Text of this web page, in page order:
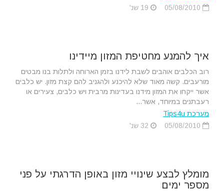
איך להמנע מחטיפת המזון מיידינו
רוב הכלבים אוהבים לשבת לידנו בזמן הארוחה ולתלות בנו מבטים
מורעבים. קשה מאוד שלא להיכנע ולהגניב להם קצת מזון. יש כלבים
אשר ייקחו את המזון מידנו בעדינות מרבית ויש כלבים, צעירים או
רעבתנים במיוחד, אשר...
מערכת Tips4u
מומלץ לבצע שינויי מזון באופן הדרגתי על פני
מספר ימים